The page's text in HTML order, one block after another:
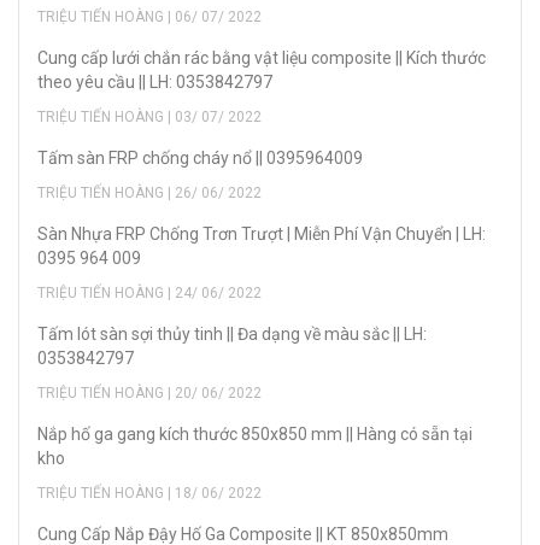
TRIỆU TIẾN HOÀNG | 06/ 07/ 2022
Cung cấp lưới chắn rác bằng vật liệu composite || Kích thước
theo yêu cầu || LH: 0353842797
TRIỆU TIẾN HOÀNG | 03/ 07/ 2022
Tấm sàn FRP chống cháy nổ || 0395964009
TRIỆU TIẾN HOÀNG | 26/ 06/ 2022
Sàn Nhựa FRP Chống Trơn Trượt | Miễn Phí Vận Chuyển | LH:
0395 964 009
TRIỆU TIẾN HOÀNG | 24/ 06/ 2022
Tấm lót sàn sợi thủy tinh || Đa dạng về màu sắc || LH:
0353842797
TRIỆU TIẾN HOÀNG | 20/ 06/ 2022
Nắp hố ga gang kích thước 850x850 mm || Hàng có sẵn tại
kho
TRIỆU TIẾN HOÀNG | 18/ 06/ 2022
Cung Cấp Nắp Đậy Hố Ga Composite || KT 850x850mm